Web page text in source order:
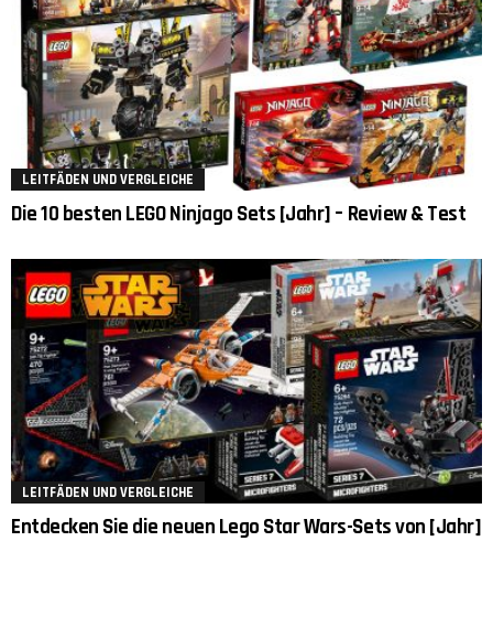
LEITFÄDEN UND VERGLEICHE
Die 10 besten LEGO Ninjago Sets [Jahr] – Review & Test
LEITFÄDEN UND VERGLEICHE
Entdecken Sie die neuen Lego Star Wars-Sets von [Jahr]